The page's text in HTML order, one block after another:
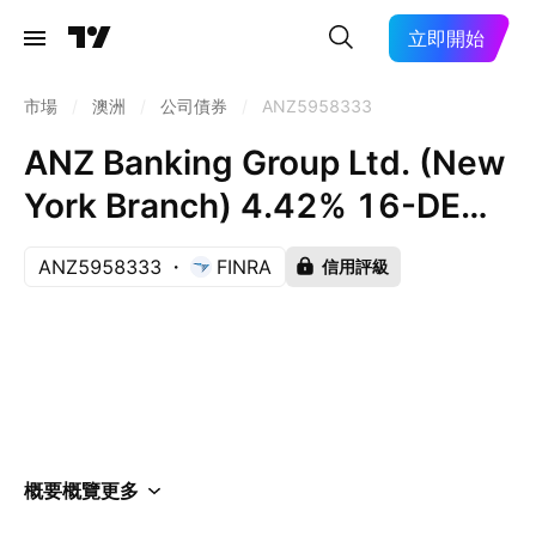
立即開始
市場 澳洲 公司債券 ANZ5958333
ANZ Banking Group Ltd. (New
York Branch) 4.42% 16-DEC-
2026
ANZ5958333 FINRA 信用評級
概要概覽更多